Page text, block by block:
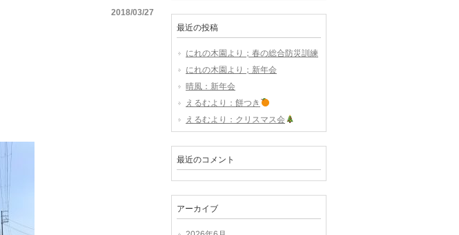
2018/03/27
最近の投稿
にれの木園より；春の総合防災訓練
にれの木園より；新年会
晴風：新年会
えるむより：餅つき
えるむより：クリスマス会
最近のコメント
アーカイブ